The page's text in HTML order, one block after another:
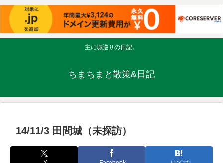
主に城巡りの日記。
ちまちまと散策&日記
14/11/3 田間城（未探訪）